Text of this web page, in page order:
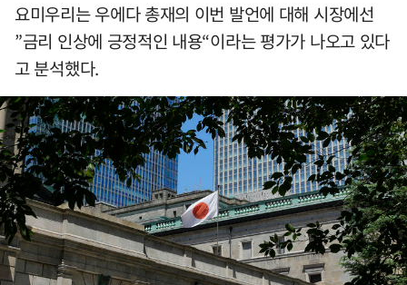
요미우리는 우에다 총재의 이번 발언에 대해 시장에선
”금리 인상에 긍정적인 내용“이라는 평가가 나오고 있다
고 분석했다.